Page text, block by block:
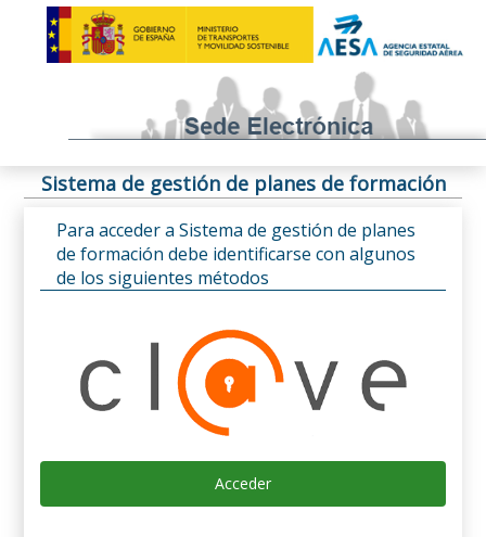
Sistema de gestión de planes de formación
Para acceder a Sistema de gestión de planes
de formación debe identificarse con algunos
de los siguientes métodos
Acceder